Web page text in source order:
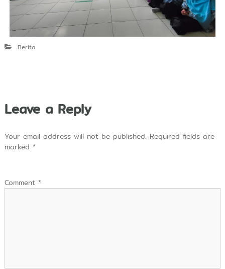
Berita
Leave a Reply
Your email address will not be published. Required fields are
marked *
Comment *